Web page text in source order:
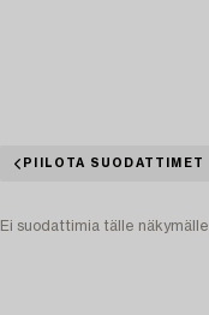
PIILOTA SUODATTIMET
Ei suodattimia tälle näkymälle